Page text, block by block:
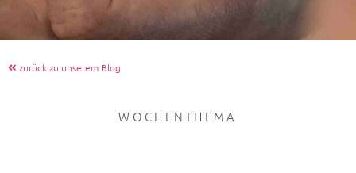
zurück zu unserem Blog
WOCHENTHEMA